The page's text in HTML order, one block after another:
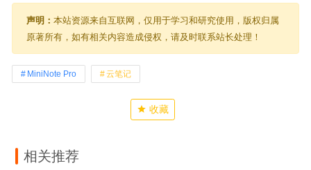
声明： 本站资源来自互联网，仅用于学习和研究使用，版权归属
原著所有，如有相关内容造成侵权，请及时联系站长处理！
MiniNote Pro 云笔记
收藏
相关推荐